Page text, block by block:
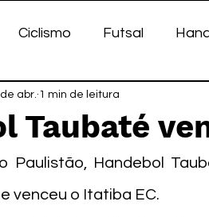
Ciclismo Futsal
Feminino
Taubaté Fut7
Taubaté
abr. 1 min de leitura
Paulistão, Handebol
venceu o Itatiba EC.